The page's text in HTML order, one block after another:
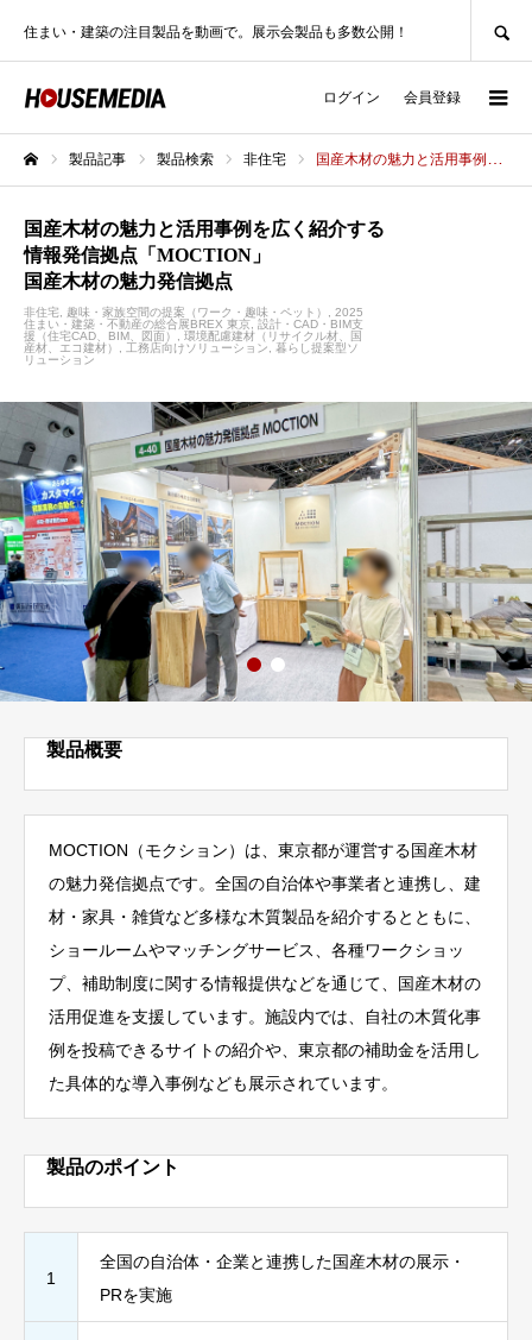
住まい・建築の注目製品を動画で。展示会製品も多数公開！
ログイン 会員登録
製品記事 製品検索 非住宅 国産木材の魅力と活用事例を広く紹介する情報発信拠点「MOCTION」国産木材の魅力発信拠点
国産木材の魅力と活用事例を広く紹介する
情報発信拠点「MOCTION」
国産木材の魅力発信拠点
非住宅 趣味・家族空間の提案（ワーク・趣味・ペット）
2025
住まい・建築・不動産の総合展BREX 東京 設計・CAD・BIM支
援（住宅CAD、BIM、図面）
環境配慮建材（リサイクル材、国
産材、エコ建材）
工務店向けソリューション
暮らし提案型ソ
リューション
製品概要
MOCTION（モクション）は、東京都が運営する国産木材
の魅力発信拠点です。全国の自治体や事業者と連携し、建
材・家具・雑貨など多様な木質製品を紹介するとともに、
ショールームやマッチングサービス、各種ワークショッ
プ、補助制度に関する情報提供などを通じて、国産木材の
活用促進を支援しています。施設内では、自社の木質化事
例を投稿できるサイトの紹介や、東京都の補助金を活用し
た具体的な導入事例なども展示されています。
製品のポイント
1
全国の自治体・企業と連携した国産木材の展示・
PRを実施